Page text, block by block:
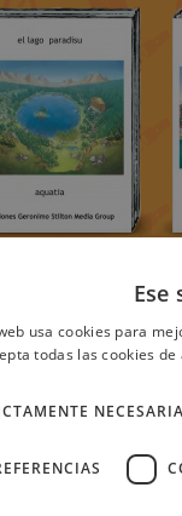
usa cookies para
todas las cookies